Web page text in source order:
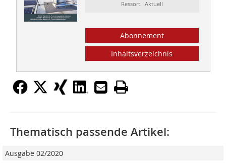
Ressort: Aktuell
Abonnement
Inhaltsverzeichnis
Thematisch passende Artikel:
Ausgabe 02/2020